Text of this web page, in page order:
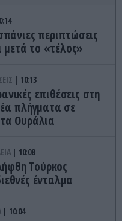
περιπτώσεις
το «τέλος»
10:13
επιθέσεις στη
πλήγματα σε
Ουράλια
10:08
Τούρκος
ένταλμα
10:04